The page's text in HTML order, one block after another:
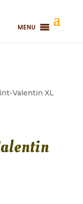
MENU
Valentin XL